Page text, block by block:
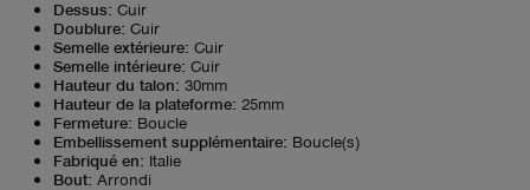
Dessus: Cuir
Doublure: Cuir
Semelle extérieure: Cuir
Semelle intérieure: Cuir
Hauteur du talon: 30mm
Hauteur de la plateforme: 25mm
Fermeture: Boucle
Embellissement supplémentaire: Boucle(s)
Fabriqué en: Italie
Bout: Arrondi